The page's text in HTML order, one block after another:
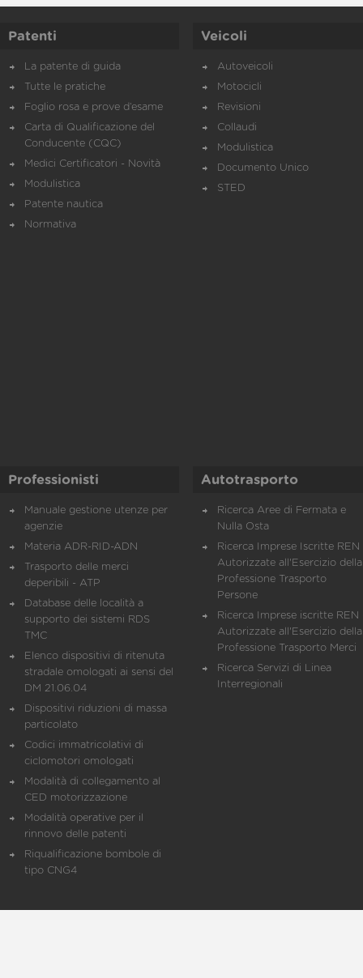
Patenti
La patente di guida
Tutte le pratiche
Foglio rosa e prove d’esame
Carta di Qualificazione del
Conducente (CQC)
Medici Certificatori - Novità
Modulistica
Patente nautica
Normativa
Veicoli
Autoveicoli
Motocicli
Revisioni
Collaudi
Modulistica
Documento Unico
STED
Professionisti
Manuale gestione utenze per
agenzie
Materia ADR-RID-ADN
Trasporto delle merci
deperibili - ATP
Database delle località a
supporto dei sistemi RDS
TMC
Elenco dispositivi di ritenuta
stradale omologati ai sensi del
DM 21.06.04
Dispositivi riduzioni di massa
particolato
Codici immatricolativi di
ciclomotori omologati
Modalità di collegamento al
CED motorizzazione
Modalità operative per il
rinnovo delle patenti
Riqualificazione bombole di
tipo CNG4
Autotrasporto
Ricerca Aree di Fermata e
Nulla Osta
Ricerca Imprese Iscritte REN
Autorizzate all'Esercizio della
Professione Trasporto
Persone
Ricerca Imprese iscritte REN
Autorizzate all'Esercizio della
Professione Trasporto Merci
Ricerca Servizi di Linea
Interregionali